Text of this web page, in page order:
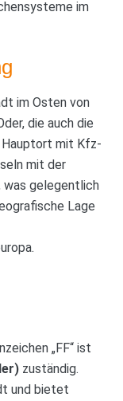
im
im Osten von
die auch die
Hauptort mit Kfz-
mit der
was gelegentlich
Lage
„FF“ ist
zuständig.
und bietet